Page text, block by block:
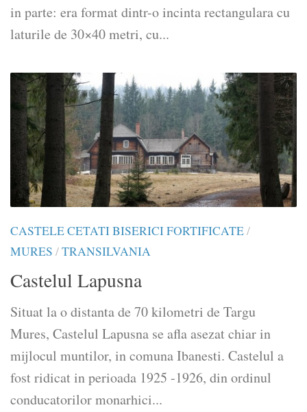
in parte: era format dintr-o incinta rectangulara cu
laturile de 30×40 metri, cu...
CASTELE CETATI BISERICI FORTIFICATE/
MURES /TRANSILVANIA
Castelul Lapusna
Situat la o distanta de 70 kilometri de Targu
Mures, Castelul Lapusna se afla asezat chiar in
mijlocul muntilor, in comuna Ibanesti. Castelul a
fost ridicat in perioada 1925 -1926, din ordinul
conducatorilor monarhici...